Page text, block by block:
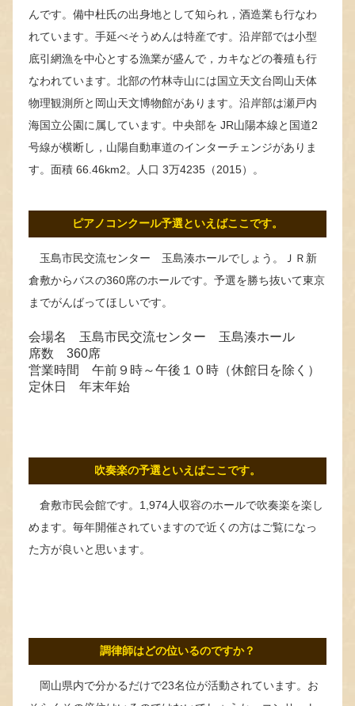
んです。備中杜氏の出身地として知られ，酒造業も行なわ
れています。手延べそうめんは特産です。沿岸部では小型
底引網漁を中心とする漁業が盛んで，カキなどの養殖も行
なわれています。北部の竹林寺山には国立天文台岡山天体
物理観測所と岡山天文博物館があります。沿岸部は瀬戸内
海国立公園に属しています。中央部を JR山陽本線と国道2
号線が横断し，山陽自動車道のインターチェンジがありま
す。面積 66.46km2。人口 3万4235（2015）。
ピアノコンクール予選といえばここです。
玉島市民交流センター 玉島湊ホールでしょう。ＪＲ新
倉敷からバスの360席のホールです。予選を勝ち抜いて東京
までがんばってほしいです。
会場名 玉島市民交流センター 玉島湊ホール
席数 360席
営業時間 午前９時～午後１０時（休館日を除く）
定休日 年末年始
吹奏楽の予選といえばここです。
倉敷市民会館です。1,974人収容のホールで吹奏楽を楽し
めます。毎年開催されていますので近くの方はご覧になっ
た方が良いと思います。
調律師はどの位いるのですか？
岡山県内で分かるだけで23名位が活動されています。お